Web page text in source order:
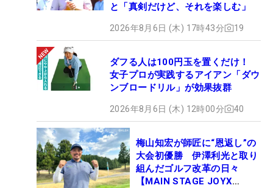
と「真剣だけど、それを楽しむ」
2026年8月6日 (木) 17時43分 19
ダフる人は100円玉を置くだけ！
女子プロが実践するアイアン「ダウ
ンブロードリル」が効果抜群
2026年8月6日 (木) 12時00分 40
梅山知宏が師匠に“恩返し”の
大会初優勝 伊澤利光と取り
組んだゴルフ改革の日々
【MAIN STAGE JOYX